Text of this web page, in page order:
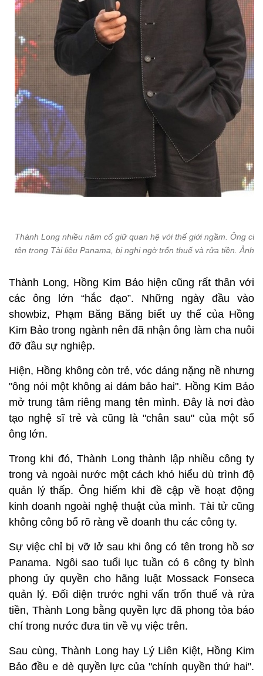
Thành Long nhiều năm cố giữ quan hệ với thế giới ngầm. Ông
tên trong Tài liệu Panama, bị nghi ngờ trốn thuế và rửa tiền. Ảnh:
Thành Long, Hồng Kim Bảo hiện cũng rất thân với
các ông lớn “hắc đạo”. Những ngày đầu vào
showbiz, Phạm Băng Băng biết uy thế của Hồng
Kim Bảo trong ngành nên đã nhận ông làm cha nuôi
đỡ đầu sự nghiệp.
Hiện, Hồng không còn trẻ, vóc dáng nặng nề nhưng
"ông nói một không ai dám bảo hai". Hồng Kim Bảo
mở trung tâm riêng mang tên mình. Đây là nơi đào
tạo nghệ sĩ trẻ và cũng là "chân sau" của một số
ông lớn.
Trong khi đó, Thành Long thành lập nhiều công ty
trong và ngoài nước một cách khó hiểu dù trình độ
quản lý thấp. Ông hiếm khi đề cập về hoạt động
kinh doanh ngoài nghệ thuật của mình. Tài tử cũng
không công bố rõ ràng về doanh thu các công ty.
Sự việc chỉ bị vỡ lở sau khi ông có tên trong hồ sơ
Panama. Ngôi sao tuổi lục tuần có 6 công ty bình
phong ủy quyền cho hãng luật Mossack Fonseca
quản lý. Đối diện trước nghi vấn trốn thuế và rửa
tiền, Thành Long bằng quyền lực đã phong tỏa báo
chí trong nước đưa tin về vụ việc trên.
Sau cùng, Thành Long hay Lý Liên Kiệt, Hồng Kim
Bảo đều e dè quyền lực của "chính quyền thứ hai".